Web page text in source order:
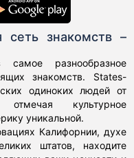
сеть знакомств –
разнообразное
знакомств. States-
одиноких людей от
культурное
уникальной.
Калифорнии, духе
штатов, находите